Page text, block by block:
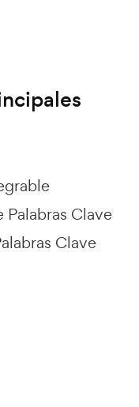
Palabras Clave
Clave